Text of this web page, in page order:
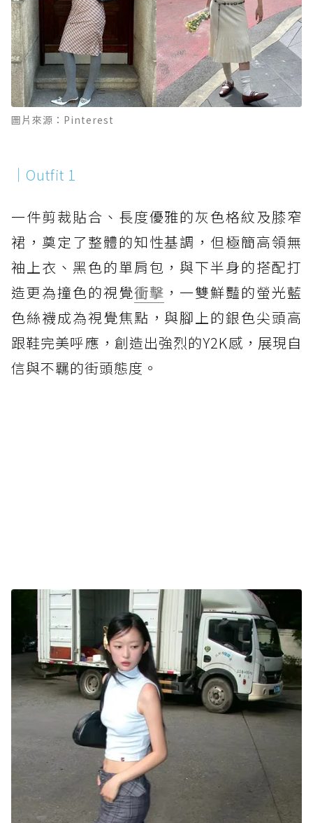
圖片來源：Pinterest
｜Outfit 1
一件剪裁貼合、長度優雅的灰色格紋及膝窄
裙，奠定了整體的知性基調，但極簡高領無
袖上衣、黑色的單肩包，與下半身的搭配打
造更為撞色的視覺衝擊 ，一雙鮮豔的螢光藍
色絲襪成為視覺焦點，與腳上的銀色尖頭高
跟鞋完美呼應，創造出強烈的Y2K感，展現自
信與不羈的街頭態度。